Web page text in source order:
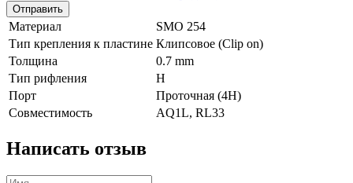
Отправить
Материал
SMO 254
Тип крепления к пластине Клипсовое (Clip on)
Толщина
0.7 mm
Тип рифления
H
Порт
Проточная (4Н)
Совместимость
AQ1L, RL33
Написать отзыв